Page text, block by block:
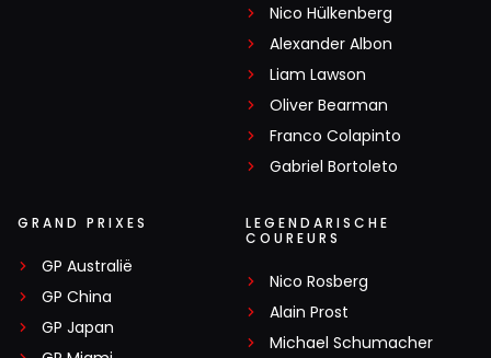
Nico Hülkenberg
Alexander Albon
Liam Lawson
Oliver Bearman
Franco Colapinto
Gabriel Bortoleto
GRAND PRIXES
GP Australië
GP China
GP Japan
LEGENDARISCHE
COUREURS
Nico Rosberg
Alain Prost
Michael Schumacher